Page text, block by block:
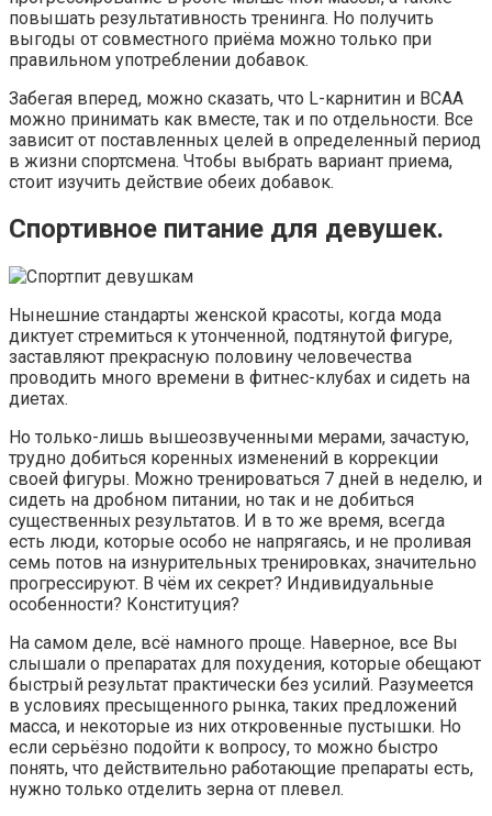
повышать результативность тренинга. Но получить
выгоды от совместного приёма можно только при
правильном употреблении добавок.
Забегая вперед, можно сказать, что L-карнитин и ВСАА
можно принимать как вместе, так и по отдельности. Все
зависит от поставленных целей в определенный период
в жизни спортсмена. Чтобы выбрать вариант приема,
стоит изучить действие обеих добавок.
Спортивное питание для девушек.
Нынешние стандарты женской красоты, когда мода
диктует стремиться к утонченной, подтянутой фигуре,
заставляют прекрасную половину человечества
проводить много времени в фитнес-клубах и сидеть на
диетах.
Но только-лишь вышеозвученными мерами, зачастую,
трудно добиться коренных изменений в коррекции
своей фигуры. Можно тренироваться 7 дней в неделю, и
сидеть на дробном питании, но так и не добиться
существенных результатов. И в то же время, всегда
есть люди, которые особо не напрягаясь, и не проливая
семь потов на изнурительных тренировках, значительно
прогрессируют. В чём их секрет? Индивидуальные
особенности? Конституция?
На самом деле, всё намного проще. Наверное, все Вы
слышали о препаратах для похудения, которые обещают
быстрый результат практически без усилий. Разумеется
в условиях пресыщенного рынка, таких предложений
масса, и некоторые из них откровенные пустышки. Но
если серьёзно подойти к вопросу, то можно быстро
понять, что действительно работающие препараты есть,
нужно только отделить зерна от плевел.